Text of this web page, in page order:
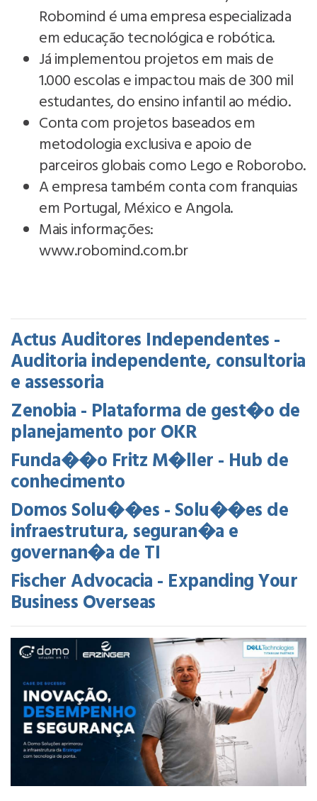
Robomind é uma empresa especializada
em educação tecnológica e robótica.
Já implementou projetos em mais de
1.000 escolas e impactou mais de 300 mil
estudantes, do ensino infantil ao médio.
Conta com projetos baseados em
metodologia exclusiva e apoio de
parceiros globais como Lego e Roborobo.
A empresa também conta com franquias
em Portugal, México e Angola.
Mais informações:
www.robomind.com.br
Actus Auditores Independentes -
Auditoria independente, consultoria
e assessoria
Zenobia - Plataforma de gest�o de
planejamento por OKR
Funda��o Fritz M�ller - Hub de
conhecimento
Domos Solu��es - Solu��es de
infraestrutura, seguran�a e
governan�a de TI
Fischer Advocacia - Expanding Your
Business Overseas